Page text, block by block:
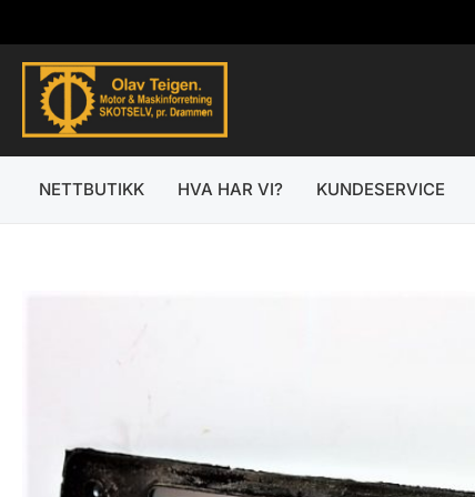
rett
innholdet
NETTBUTIKK HVA HAR VI? KUNDESERVICE